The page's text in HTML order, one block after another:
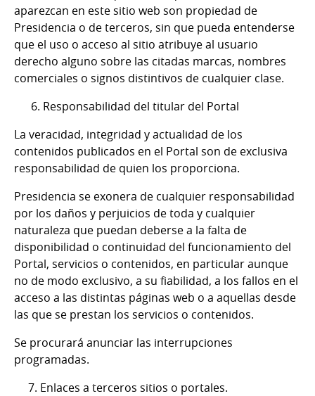
aparezcan en este sitio web son propiedad de
Presidencia o de terceros, sin que pueda entenderse
que el uso o acceso al sitio atribuye al usuario
derecho alguno sobre las citadas marcas, nombres
comerciales o signos distintivos de cualquier clase.
6. Responsabilidad del titular del Portal
La veracidad, integridad y actualidad de los
contenidos publicados en el Portal son de exclusiva
responsabilidad de quien los proporciona.
Presidencia se exonera de cualquier responsabilidad
por los daños y perjuicios de toda y cualquier
naturaleza que puedan deberse a la falta de
disponibilidad o continuidad del funcionamiento del
Portal, servicios o contenidos, en particular aunque
no de modo exclusivo, a su fiabilidad, a los fallos en el
acceso a las distintas páginas web o a aquellas desde
las que se prestan los servicios o contenidos.
Se procurará anunciar las interrupciones
programadas.
7. Enlaces a terceros sitios o portales.